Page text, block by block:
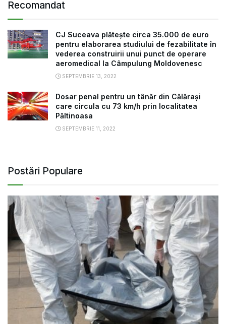
Recomandat
CJ Suceava plătește circa 35.000 de euro
pentru elaborarea studiului de fezabilitate în
vederea construirii unui punct de operare
aeromedical la Câmpulung Moldovenesc
SEPTEMBRIE 13, 2022
Dosar penal pentru un tânăr din Călărași
care circula cu 73 km/h prin localitatea
Păltinoasa
SEPTEMBRIE 11, 2022
Postări Populare